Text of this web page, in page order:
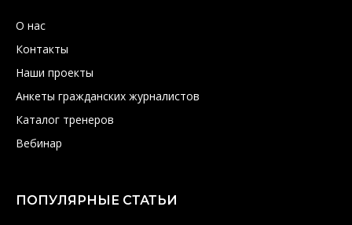
О нас
Контакты
Наши проекты
Анкеты гражданских журналистов
Каталог тренеров
Вебинар
ПОПУЛЯРНЫЕ СТАТЬИ